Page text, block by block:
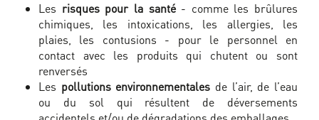
Les risques pour la santé- comme les brûlures
chimiques, les intoxications, les allergies, les
plaies, les contusions - pour le personnel en
contact avec les produits qui chutent ou sont
renversés
Les pollutions environnementales de l’air, de l’eau
ou du sol qui résultent de déversements